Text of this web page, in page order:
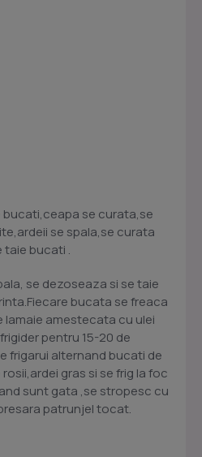
bucati,ceapa se curata,se
se spala,se curata
taie bucati .
se dezoseaza si se taie
bucata se freaca
lamaie amestecata cu ulei
pentru 15-20 de
frigarui alternand bucati de
gras si se frig la foc
sunt gata ,se stropesc cu
patrunjel tocat.